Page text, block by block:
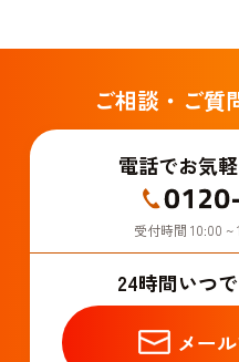
ご相談・ご質
電話でお気
受付時間 10:00 ~
24時間いつ
メー